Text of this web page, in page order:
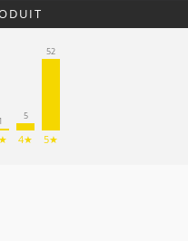
1 5
4★
52
5★